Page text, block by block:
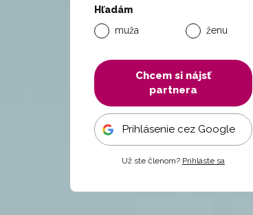
Hľadám
muža
ženu
Chcem si nájsť
partnera
Prihlásenie cez Google
Už ste členom? Prihláste sa